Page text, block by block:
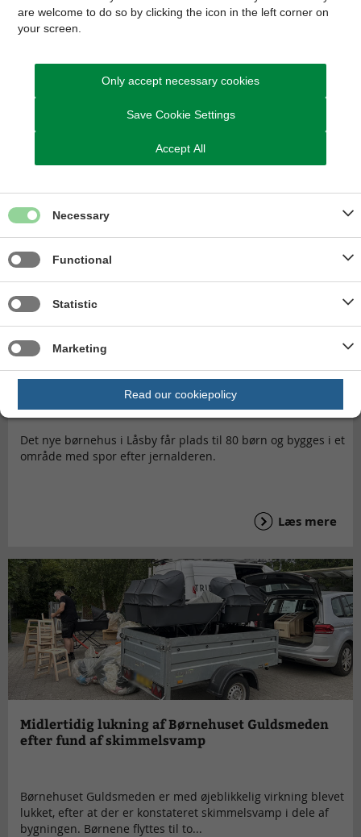
Ryparken har ”styr på deres shit”
Klimapuljen hjælper borgere i Ryparken til bedre forhold for
affaldssortering.
Læs mere
Rejsegilde: Børnehus på historisk grund i Langvad
Bakker
Det nye børnehus i Låsby får plads til 80 børn og bygges i et
område med spor efter jernalderen.
Læs mere
Midlertidig lukning af Børnehuset Guldsmeden
efter fund af skimmelsvamp
Børnehuset Guldsmeden er med øjeblikkelig virkning blevet
lukket, efter at der er konstateret skimmelsvamp i dele af
bygningen. Børnene flyttes til to...
are welcome to do so by clicking the icon in the left corner on
your screen.
Only accept necessary cookies
Save Cookie Settings
Accept All
Necessary
Functional
Statistic
Marketing
Read our cookiepolicy